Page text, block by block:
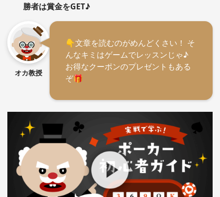
勝者は賞金をGET♪
オカ教授
👇文章を読むのがめんどくさい！ そ
んなキミはゲームでレッスンじゃ♪
お得なクーポンのプレゼントもある
ぞ🎁